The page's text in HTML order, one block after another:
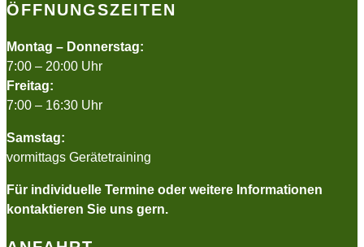
ÖFFNUNGSZEITEN
Montag – Donnerstag:
7:00 – 20:00 Uhr
Freitag:
7:00 – 16:30 Uhr
Samstag:
vormittags Gerätetraining
Für individuelle Termine oder weitere Informationen
kontaktieren Sie uns gern.